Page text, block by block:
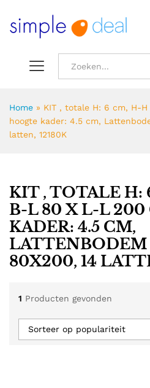
Home » KIT , totale H: 6 cm, H-
hoogte kader: 4.5 cm,
latten, 12180K
KIT , TOTALE H:
B-L 80 X L-L 200
KADER: 4.5 CM,
LATTENBODEM
80X200, 14
1 Producten gevonden
Sorteer op populariteit